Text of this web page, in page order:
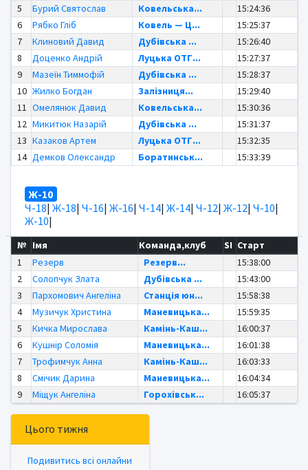
5
Бурий Святослав Ковельська...
15:24:36
6
Рябко Гліб Ковель — Ц...
15:25:37
7
Клиновий Давид Дубівська ...
15:26:40
8
Доценко Андрій Луцька ОТГ...
15:27:37
9
Мазеїн Тиммофій Дубівська ...
15:28:37
10 Жилко Богдан Залізниця...
15:29:40
11 Омелянюк Давид Ковельська...
15:30:36
12 Микитюк Назарій Дубівська ...
15:31:37
13 Казаков Артем Луцька ОТГ...
15:32:35
14 Демков Олександр Боратинськ... 15:33:39
Ж-10
Ч-18| Ж-18| Ч-16| Ж-16| Ч-14| Ж-14| Ч-12| Ж-12| Ч-10|
Ж-10|
№ Імя Команда,клуб SI Старт
1
Резерв Резерв...
15:38:00
2
Солопчук Злата Дубівська ...
15:43:00
3
Пархомович Ангеліна Станція юн...
15:58:38
4
Музичук Христина Маневицька...
15:59:35
5
Кичка Мирослава Камінь-Каш...
16:00:37
6
Кушнір Соломія Маневицька...
16:01:38
7
Трофимчук Анна Камінь-Каш...
16:03:33
8
Смічик Дарина Маневицька...
16:04:34
9
Міщук Ангеліна Горохівськ... 16:05:37
Цього тижня
Подивитись всі онлайни